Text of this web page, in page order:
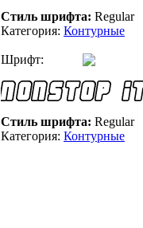
Стиль шрифта: Regular
Категория: Контурные
Шрифт:
Стиль шрифта: Regular
Категория: Контурные